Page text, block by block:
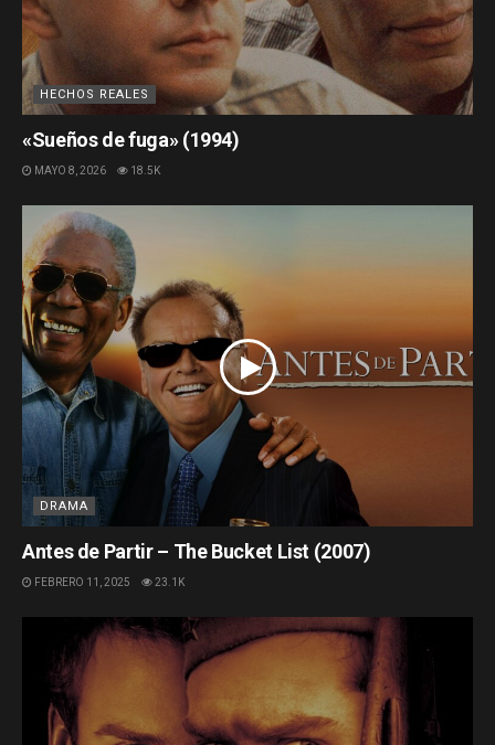
HECHOS REALES
«Sueños de fuga» (1994)
MAYO 8, 2026 18.5K
DRAMA
Antes de Partir – The Bucket List (2007)
FEBRERO 11, 2025 23.1K